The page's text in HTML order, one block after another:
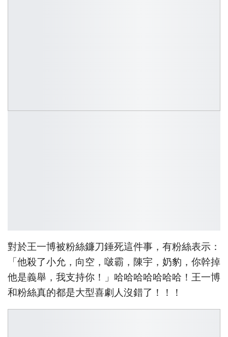
對於王一博被粉絲鐮刀錘死這件事，有粉絲表示：
「他殺了小允，向空，啵霸，陳宇，奶豹，你幹掉
他是義舉，我支持你！」哈哈哈哈哈哈哈！王一博
和粉絲真的都是大型喜劇人沒錯了！！！